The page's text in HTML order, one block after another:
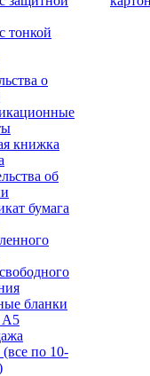
тонкой
о
книжка
об
бумага
бланки
А5
(все по 10-